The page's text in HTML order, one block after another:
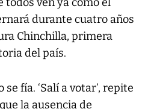
ven ya como el
durante cuatro años
Chinchilla, primera
del país.
fía. ‘Salí a votar’, repite
la ausencia de